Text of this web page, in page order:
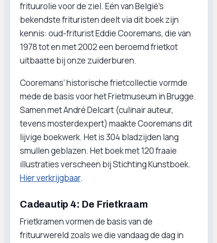
frituurolie voor de ziel. Eén van België’s
bekendste frituristen deelt via dit boek zijn
kennis: oud-friturist Eddie Cooremans, die van
1978 tot en met 2002 een beroemd frietkot
uitbaatte bij onze zuiderburen.
Cooremans’ historische frietcollectie vormde
mede de basis voor het Frietmuseum in Brugge.
Samen met André Delcart (culinair auteur,
tevens mosterdexpert) maakte Cooremans dit
lijvige boekwerk. Het is 304 bladzijden lang
smullen geblazen. Het boek met 120 fraaie
illustraties verscheen bij Stichting Kunstboek.
Hier verkrijgbaar.
Cadeautip 4: De Frietkraam
Frietkramen vormen de basis van de
frituurwereld zoals we die vandaag de dag in